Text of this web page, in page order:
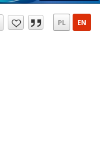
PL EN